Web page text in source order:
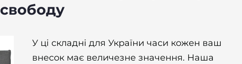
свободу
У ці складні для України часи кожен ваш
внесок має величезне значення. Наша